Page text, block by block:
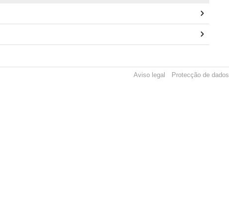
Aviso legal Protecção de dados